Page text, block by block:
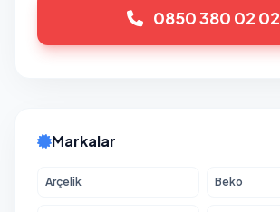
0850 380 02 02
Markalar
Arçelik Beko